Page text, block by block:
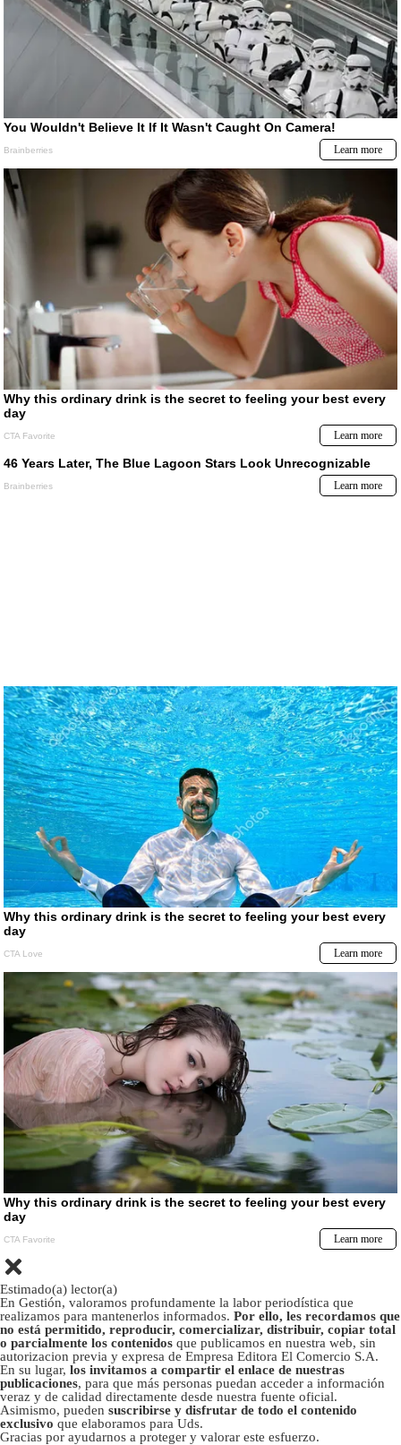
Estimado(a) lector(a)
En Gestión, valoramos profundamente la labor periodística que
realizamos para mantenerlos informados. Por ello, les recordamos que
no está permitido, reproducir, comercializar, distribuir, copiar total
o parcialmente los contenidos que publicamos en nuestra web, sin
autorizacion previa y expresa de Empresa Editora El Comercio S.A.
En su lugar, los invitamos a compartir el enlace de nuestras
publicaciones, para que más personas puedan acceder a información
veraz y de calidad directamente desde nuestra fuente oficial.
Asimismo, pueden suscribirse y disfrutar de todo el contenido
exclusivo que elaboramos para Uds.
Gracias por ayudarnos a proteger y valorar este esfuerzo.